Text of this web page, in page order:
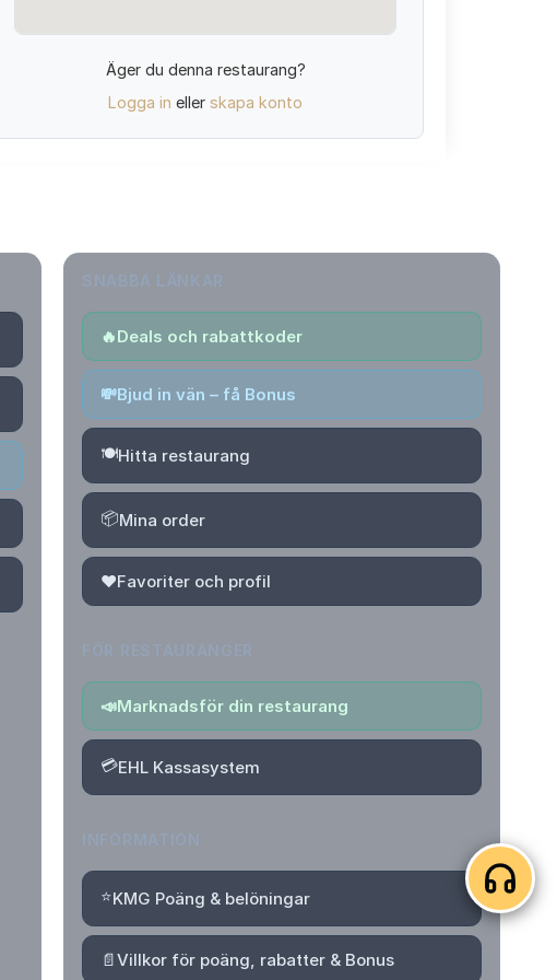
Äger du denna restaurang?
Logga in eller skapa konto
🔥Deals och rabattkoder
💸Bjud in vän – få Bonus
🍽️Hitta restaurang
📦Mina order
❤️Favoriter och profil
📣Marknadsför din restaurang
💳EHL Kassasystem
⭐KMG Poäng & belöningar
📄Villkor för poäng, rabatter & Bonus